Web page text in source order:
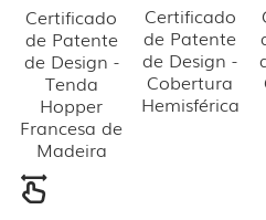
Certificado
de Patente
de Design -
Tenda
Hopper
Francesa de
Madeira
Certificado
de Patente
de Design -
Cobertura
Hemisférica